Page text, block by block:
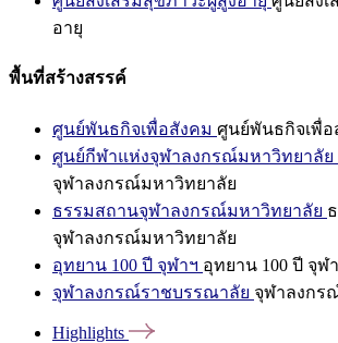
อายุ
พื้นที่สร้างสรรค์
ศูนย์พันธกิจเพื่อสังคม ศูนย์พันธกิจเพื่อ
ศูนย์กีฬาแห่งจุฬาลงกรณ์มหาวิทยาลัย
จุฬาลงกรณ์มหาวิทยาลัย
ธรรมสถานจุฬาลงกรณ์มหาวิทยาลัย
จุฬาลงกรณ์มหาวิทยาลัย
อุทยาน 100 ปี จุฬาฯ อุทยาน 100 ปี จุฬ
จุฬาลงกรณ์ราชบรรณาลัย จุฬาลงกร
Highlights